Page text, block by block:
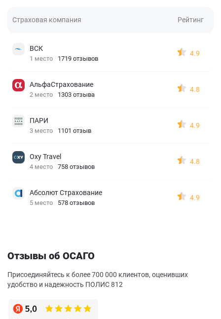
Страховая компания Рейтинг
ВСК
1 место 1719 отзывов
4.9
АльфаСтрахование
2 место 1303 отзыва
4.8
ПАРИ
3 место 1101 отзыв
4.9
Oxy Travel
4 место 758 отзывов
4.8
Абсолют Страхование
5 место 578 отзывов
4.9
Отзывы об ОСАГО
Присоединяйтесь к более 700 000 клиентов, оценивших
удобство и надежность ПОЛИС 812